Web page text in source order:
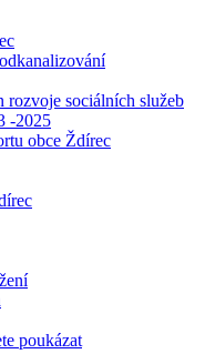
rozvoje sociálních služeb
-2025
obce Ždírec
poukázat